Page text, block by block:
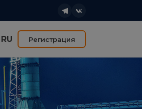
RU Регистрация